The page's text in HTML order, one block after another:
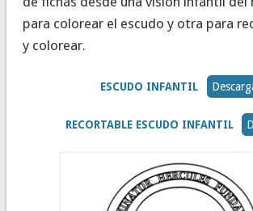
para colorear el escudo y otra para
y colorear.
ESCUDO INFANTIL
RECORTABLE ESCUDO INFANTIL